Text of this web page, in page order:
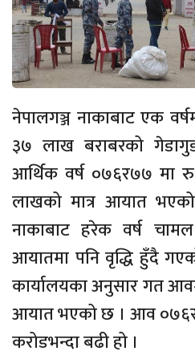
नेपालगञ्ज नाकाबाट एक
३७ लाख बराबरको
आर्थिक वर्ष ०७६र७७ मा
लाखको मात्र आयात
नाकाबाट हरेक वर्ष
आयातमा पनि वृद्धि हुँदै
कार्यालयका अनुसार गत
आयात भएको छ । आव
करोडभन्दा बढी हो ।